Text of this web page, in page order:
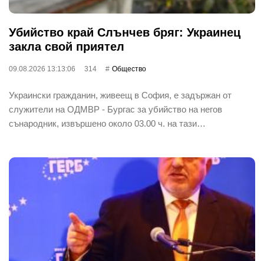
Убийство край Слънчев бряг: Украинец
закла свой приятел
09.08.2026 13:13:06 314 Общество
Украински гражданин, живеещ в София, е задържан от
служители на ОДМВР - Бургас за убийство на негов
сънародник, извършено около 03.00 ч. на тази…